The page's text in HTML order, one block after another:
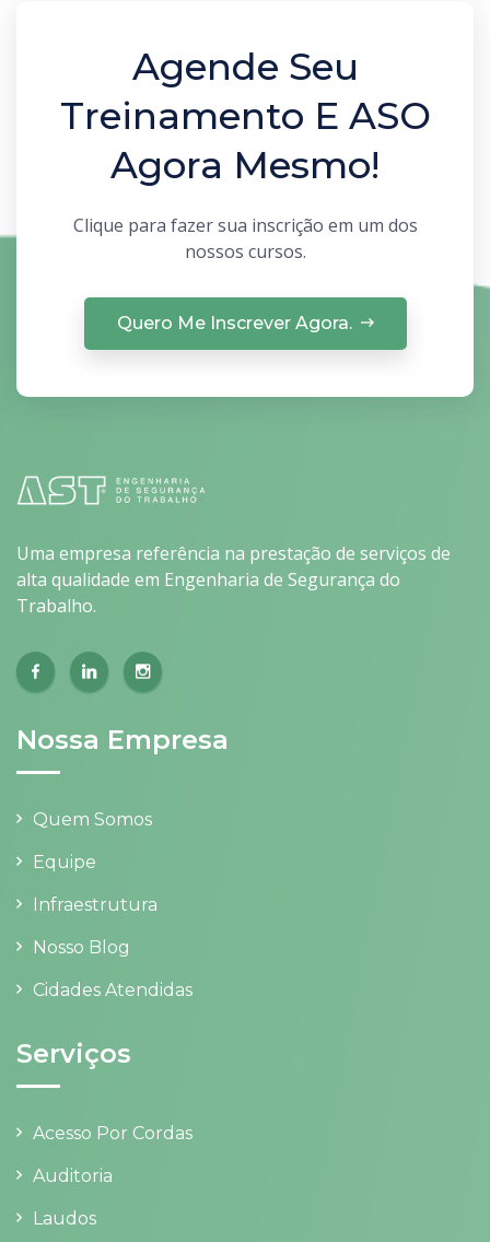
Agende Seu
Treinamento E ASO
Agora Mesmo!
Clique para fazer sua inscrição em um dos
nossos cursos.
Quero Me Inscrever Agora.
Uma empresa referência na prestação de serviços de
alta qualidade em Engenharia de Segurança do
Trabalho.
Nossa Empresa
Quem Somos
Equipe
Infraestrutura
Nosso Blog
Cidades Atendidas
Serviços
Acesso Por Cordas
Auditoria
Laudos